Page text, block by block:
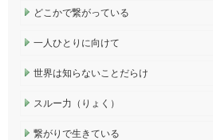
どこかで繋がっている
一人ひとりに向けて
世界は知らないことだらけ
スルー力（りょく）
繋がりで生きている